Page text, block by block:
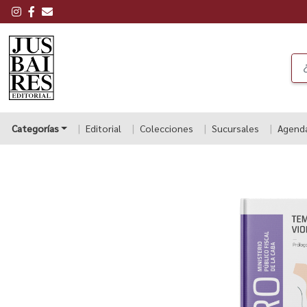
Categorías Editorial Colecciones Sucursales